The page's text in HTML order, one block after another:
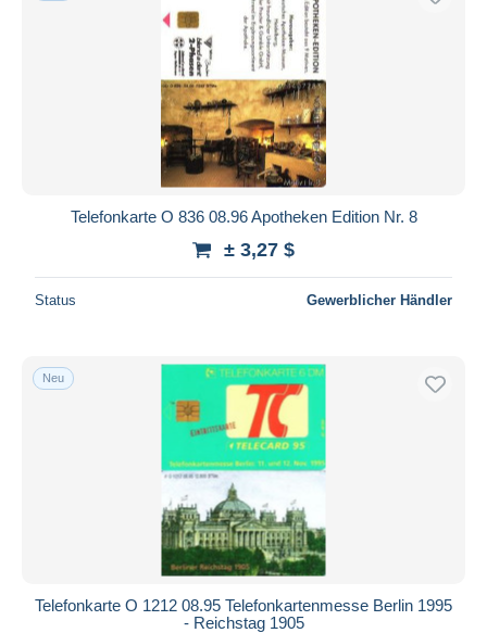
Telefonkarte O 836 08.96 Apotheken Edition Nr. 8
± 3,27 $
Status Gewerblicher Händler
Neu
Telefonkarte O 1212 08.95 Telefonkartenmesse Berlin 1995
- Reichstag 1905